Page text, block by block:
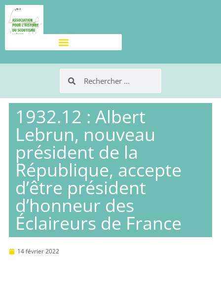
1932.12 : Albert
Lebrun, nouveau
président de la
République, accepte
d’être président
d’honneur des
Éclaireurs de France
14 février 2022